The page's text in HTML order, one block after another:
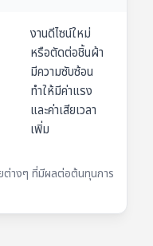
ต่างๆ ที่มีผลต่อต้นทุนการ
งานดีไซน์ใหม่
หรือตัดต่อชิ้นผ้า
มีความซับซ้อน
ทำให้มีค่าแรง
และค่าเสียเวลา
เพิ่ม